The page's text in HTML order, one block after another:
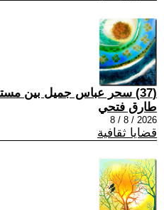
(37) سحر عباس جميل بين مستثمر وسياسي اطاري
طارق فتحي
2026 / 8 / 8
قضايا ثقافية